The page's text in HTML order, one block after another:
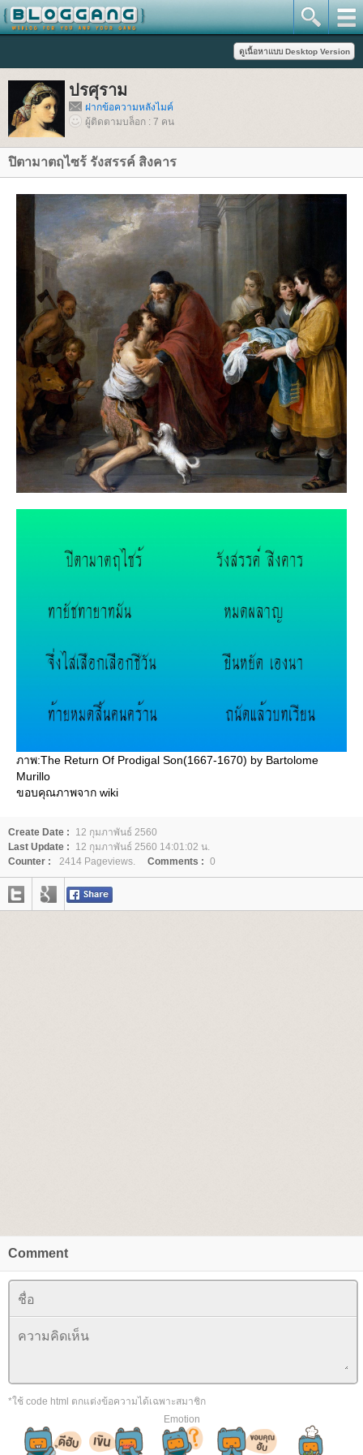
ปรศุราม
ฝากข้อความหลังไมค์
ผู้ติดตามบล็อก : 7 คน
ปิตามาตฤไซร้ รังสรรค์ สิงคาร
ภาพ:The Return Of Prodigal Son(1667-1670) by Bartolome
Murillo
ขอบคุณภาพจาก wiki
Create Date :
12 กุมภาพันธ์ 2560
Last Update :
12 กุมภาพันธ์ 2560 14:01:02 น.
Counter :
2414 Pageviews. Comments : 0
Comment
*ใช้ code html ตกแต่งข้อความได้เฉพาะสมาชิก
Emotion